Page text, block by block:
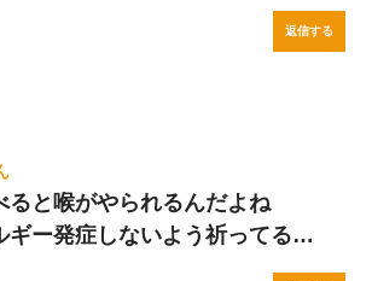
返信する
ると喉がやられるんだよね
ギー発症しないよう祈ってる…